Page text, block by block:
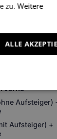
kann
vorne
Aufsteiger)
Aufsteiger) +
zu.Weitere
ALLE